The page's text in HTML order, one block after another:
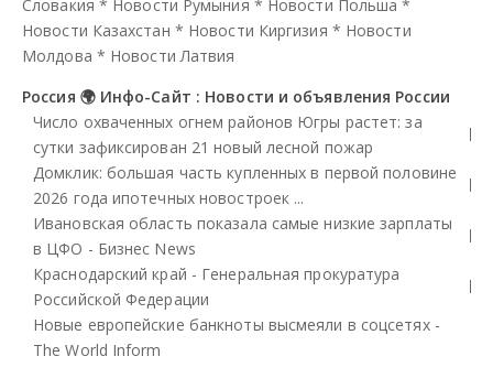
Словакия * Новости Румыния * Новости Польша *
Новости Казахстан * Новости Киргизия * Новости
Молдова * Новости Латвия
Россия 🌍 Инфо-Сайт : Новости и объявления России
Число охваченных огнем районов Югры растет: за
сутки зафиксирован 21 новый лесной пожар
Домклик: большая часть купленных в первой половине
2026 года ипотечных новостроек ...
Ивановская область показала самые низкие зарплаты
в ЦФО - Бизнес News
Краснодарский край - Генеральная прокуратура
Российской Федерации
Новые европейские банкноты высмеяли в соцсетях -
The World Inform